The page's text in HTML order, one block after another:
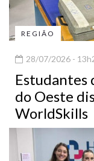
REGIÃO
28/07/2026 -
Estudantes
do Oeste
WorldSkills